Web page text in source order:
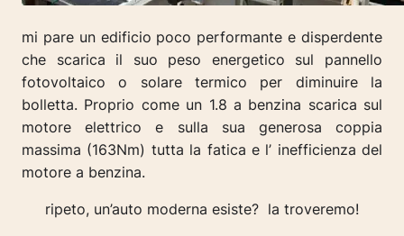
mi pare un edificio poco performante e disperdente
che scarica il suo peso energetico sul pannello
fotovoltaico o solare termico per diminuire la
bolletta. Proprio come un 1.8 a benzina scarica sul
motore elettrico e sulla sua generosa coppia
massima (163Nm) tutta la fatica e l’ inefficienza del
motore a benzina.
ripeto, un’auto moderna esiste? la troveremo!